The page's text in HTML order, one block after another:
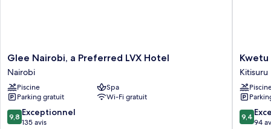
Glee
Nairobi,
a
Preferred
LVX
Hotel
Nairobi
Glee Nairobi, a Preferred LVX Hotel
Nairobi
Piscine
Spa
Parking gratuit
Wi-Fi gratuit
9.8
sur
9,8 Exceptionnel
135 avis
Kwetu
Nairobi,
Curio
By
Hilton
Kitisuru
Kitisuru
9.4
sur
9,4
94